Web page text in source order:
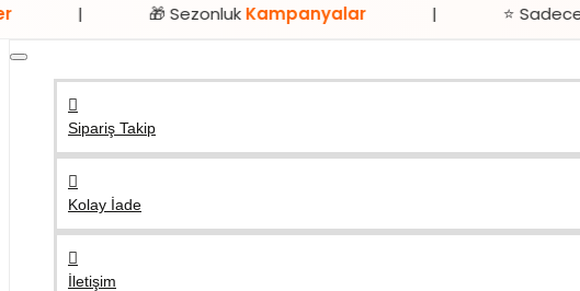
🎁 Sezonluk Kampanyalar | ⭐ Sadece Lisinya’da!
Sipariş Takip
Kolay İade
İletişim